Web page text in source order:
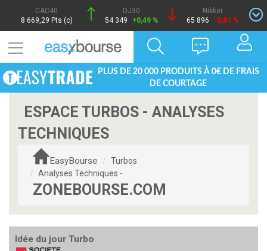
CAC40
8 669,29 Pts (c)
DJ30
54 349
+0,49 %
Nikkei
65 896
-0,61 %
PLUS DE 20 000 PRODUITS À 0€ DE FRAIS
DE COURTAGE
ESPACE TURBOS - ANALYSES
TECHNIQUES
EasyBourse
Turbos
Analyses Techniques -
ZONEBOURSE.COM
Idée du jour Turbo